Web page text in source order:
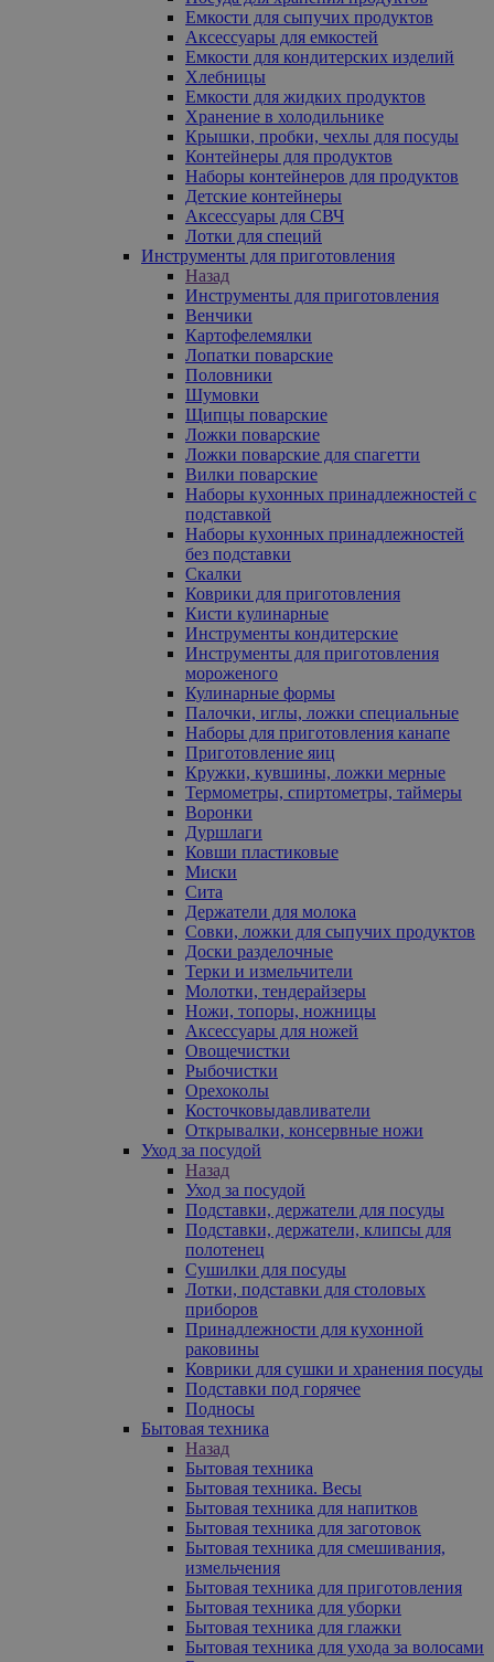
Емкости для сыпучих продуктов
Аксессуары для емкостей
Емкости для кондитерских изделий
Хлебницы
Емкости для жидких продуктов
Хранение в холодильнике
Крышки, пробки, чехлы для посуды
Контейнеры для продуктов
Наборы контейнеров для продуктов
Детские контейнеры
Аксессуары для СВЧ
Лотки для специй
Инструменты для приготовления
Назад
Инструменты для приготовления
Венчики
Картофелемялки
Лопатки поварские
Половники
Шумовки
Щипцы поварские
Ложки поварские
Ложки поварские для спагетти
Вилки поварские
Наборы кухонных принадлежностей с
подставкой
Наборы кухонных принадлежностей
без подставки
Скалки
Коврики для приготовления
Кисти кулинарные
Инструменты кондитерские
Инструменты для приготовления
мороженого
Кулинарные формы
Палочки, иглы, ложки специальные
Наборы для приготовления канапе
Приготовление яиц
Кружки, кувшины, ложки мерные
Термометры, спиртометры, таймеры
Воронки
Дуршлаги
Ковши пластиковые
Миски
Сита
Держатели для молока
Совки, ложки для сыпучих продуктов
Доски разделочные
Терки и измельчители
Молотки, тендерайзеры
Ножи, топоры, ножницы
Аксессуары для ножей
Овощечистки
Рыбочистки
Орехоколы
Косточковыдавливатели
Открывалки, консервные ножи
Уход за посудой
Назад
Уход за посудой
Подставки, держатели для посуды
Подставки, держатели, клипсы для
полотенец
Сушилки для посуды
Лотки, подставки для столовых
приборов
Принадлежности для кухонной
раковины
Коврики для сушки и хранения посуды
Подставки под горячее
Подносы
Бытовая техника
Назад
Бытовая техника
Бытовая техника. Весы
Бытовая техника для напитков
Бытовая техника для заготовок
Бытовая техника для смешивания,
измельчения
Бытовая техника для приготовления
Бытовая техника для уборки
Бытовая техника для глажки
Бытовая техника для ухода за волосами